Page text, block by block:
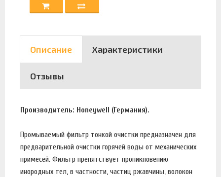
Описание Характеристики
Отзывы
Производитель: Honeywell (Германия).
Промываемый фильтр тонкой очистки предназначен для
предварительной очистки горячей воды от механических
примесей. Фильтр препятствует проникновению
инородных тел, в частности, частиц ржавчины, волокон